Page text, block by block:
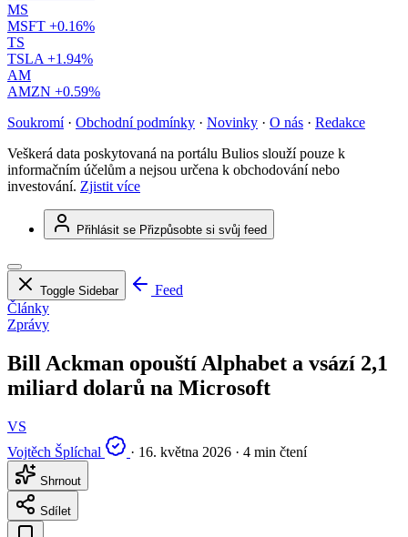
MS
MSFT +0.16%
TS
TSLA +1.94%
AM
AMZN +0.59%
Soukromí · Obchodní podmínky · Novinky · O nás · Redakce
Veškerá data poskytovaná na portálu Bulios slouží pouze k
informačním účelům a nejsou určena k obchodování nebo
investování. Zjistit více
Přihlásit se Přizpůsobte si svůj feed
Toggle Sidebar
Feed
Články
Zprávy
Bill Ackman opouští Alphabet a vsází 2,1
miliard dolarů na Microsoft
VS
Vojtěch Šplíchal
· 16. května 2026 · 4 min čtení
Shrnout
Sdílet